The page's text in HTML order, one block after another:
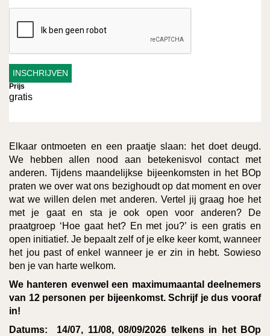
Prijs
gratis
Elkaar ontmoeten en een praatje slaan: het doet deugd.
We hebben allen nood aan betekenisvol contact met
anderen. Tijdens maandelijkse bijeenkomsten in het BOp
praten we over wat ons bezighoudt op dat moment en over
wat we willen delen met anderen. Vertel jij graag hoe het
met je gaat en sta je ook open voor anderen? De
praatgroep ‘Hoe gaat het? En met jou?’ is een gratis en
open initiatief. Je bepaalt zelf of je elke keer komt, wanneer
het jou past of enkel wanneer je er zin in hebt. Sowieso
ben je van harte welkom.
We hanteren evenwel een maximumaantal deelnemers
van 12 personen per bijeenkomst. Schrijf je dus vooraf
in!
Datums:
14/07, 11/08, 08/09/2026 telkens in het BOp